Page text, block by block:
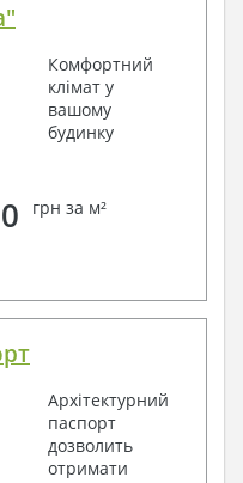
Комфортний
клімат у
вашому
будинку
грн за м²
Архітектурний
паспорт
дозволить
отримати